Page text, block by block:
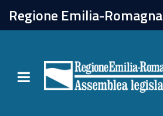
Regione Emilia-Romagna
Toggle navigation
chiudi
Attività